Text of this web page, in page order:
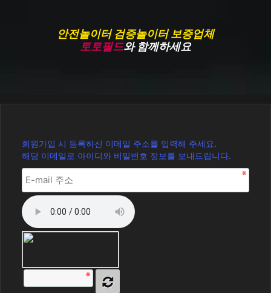
안전놀이터 검증놀이터 보증업체
토토필드와 함께하세요
회원가입 시 등록하신 이메일 주소를 입력해 주세요.
해당 이메일로 아이디와 비밀번호 정보를 보내드립니다.